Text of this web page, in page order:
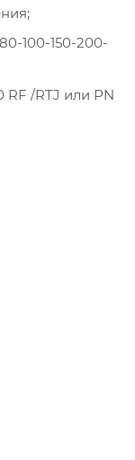
100-150-200-
RF /RTJ или РN